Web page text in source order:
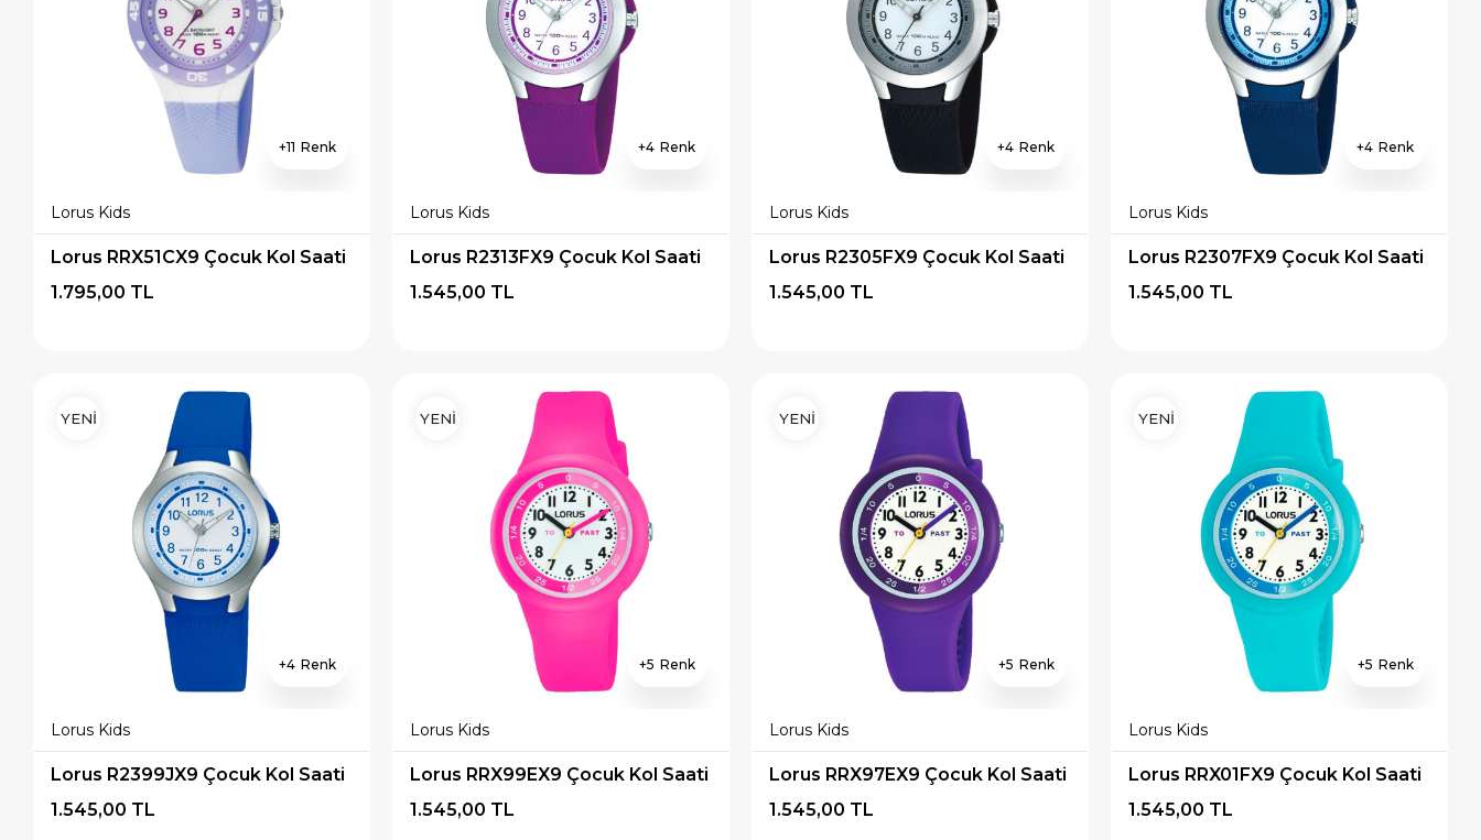
11
Lorus Kids
Lorus RRX51CX9 Çocuk Kol Saati
1.795,00 TL
4
Lorus Kids
Lorus R2313FX9 Çocuk Kol Saati
1.545,00 TL
4
Lorus Kids
Lorus R2305FX9 Çocuk Kol Saati
1.545,00 TL
4
Lorus Kids
Lorus R2307FX9 Çocuk Kol Saati
1.545,00 TL
4
Lorus Kids
Lorus R2399JX9 Çocuk Kol Saati
1.545,00 TL
YENİ
5
Lorus Kids
Lorus RRX99EX9 Çocuk Kol Saati
1.545,00 TL
YENİ
5
Lorus Kids
Lorus RRX97EX9 Çocuk Kol Saati
1.545,00 TL
YENİ
5
Lorus Kids
Lorus RRX01FX9 Çocuk Kol Saati
1.545,00 TL
YENİ